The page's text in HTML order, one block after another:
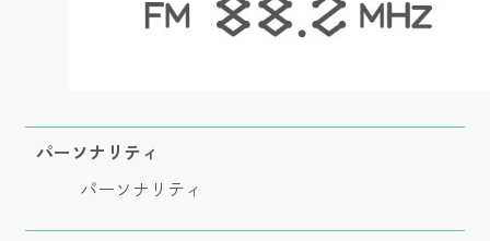
パーソナリティ
パーソナリティ